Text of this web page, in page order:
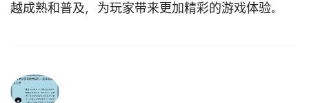
越成熟和普及，为玩家带来更加精彩的游戏体验。